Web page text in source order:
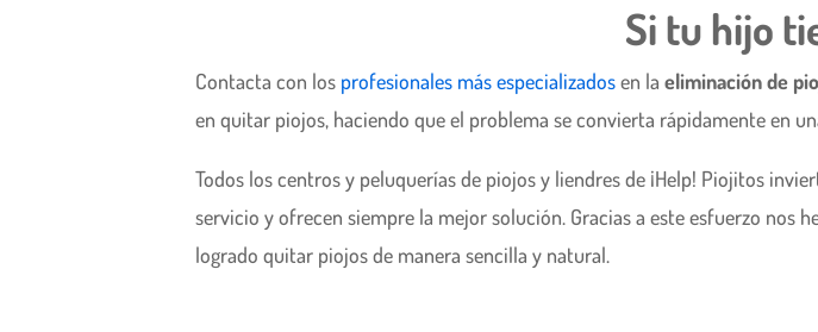
Si tu hijo
Contacta con los profesionales más especializadosen laeliminación de
en quitar piojos, haciendo que el problema se convierta rápidamente en
Todos los centros y peluquerías de piojos y liendres de ¡Help! Piojitos
servicio y ofrecen siempre la mejor solución. Gracias a este esfuerzo nos
logrado quitar piojos de manera sencilla y natural.